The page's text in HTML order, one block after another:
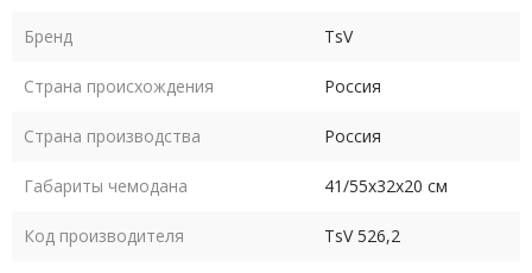
обеспечивает прочность и долговечность изделия. Замок на
легкий доступ к содержимому.
Сумка складная на колесах TsV - это всесезонный аксессуар,
который подойдет как для мужчин, так и для женщин.
Бренд TsV
Страна происхождения Россия
Страна производства Россия
Габариты чемодана 41/55х32х20 см
Код производителя TsV 526,2